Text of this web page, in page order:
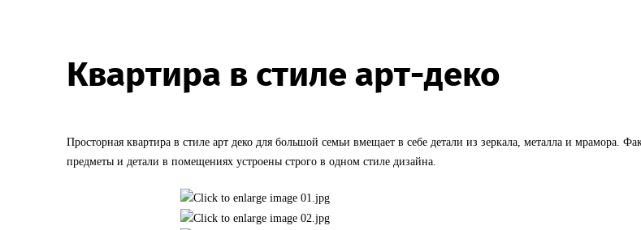
Квартира в стиле арт-деко
Просторная квартира в стиле арт деко для большой семьи вмещает в себе детали из зеркала, металла и мрамора.
предметы и детали в помещениях устроены строго в одном стиле дизайна.